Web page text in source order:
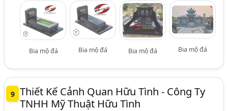
Bia mộ đá Bia mộ đá Bia mộ đá Bia mộ đá
9 Thiết Kế Cảnh Quan Hữu Tình - Công Ty
TNHH Mỹ Thuật Hữu Tình